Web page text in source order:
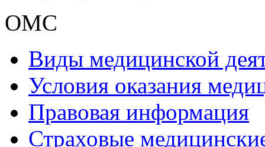
ОМС
Виды медицинской
Условия оказания
Правовая информация
Страховые